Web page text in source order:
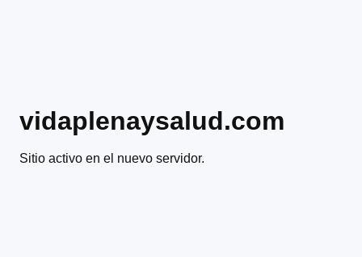
vidaplenaysalud.com
Sitio activo en el nuevo servidor.